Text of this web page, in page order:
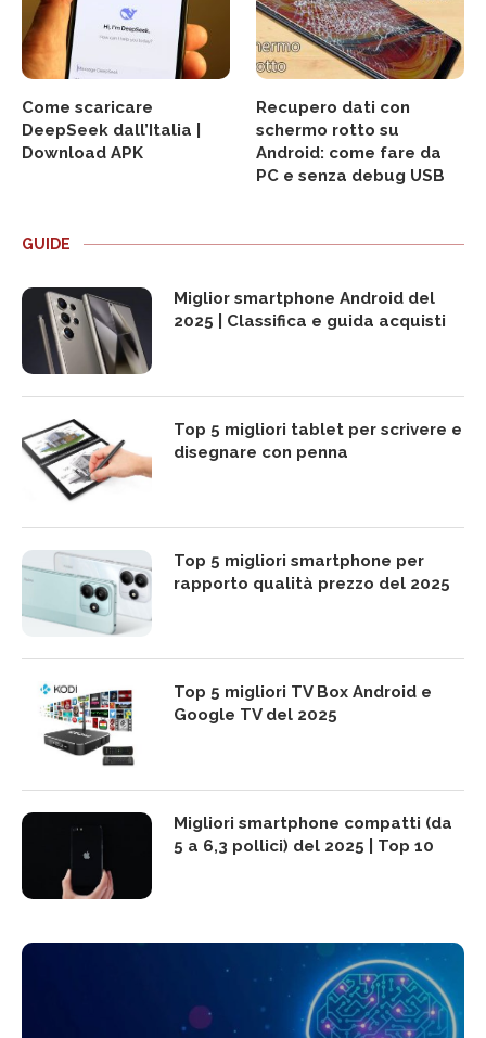
Come scaricare
DeepSeek dall’Italia |
Download APK
Recupero dati con
schermo rotto su
Android: come fare da
PC e senza debug USB
GUIDE
Miglior smartphone Android del
2025 | Classifica e guida acquisti
Top 5 migliori tablet per scrivere e
disegnare con penna
Top 5 migliori smartphone per
rapporto qualità prezzo del 2025
Top 5 migliori TV Box Android e
Google TV del 2025
Migliori smartphone compatti (da
5 a 6,3 pollici) del 2025 | Top 10